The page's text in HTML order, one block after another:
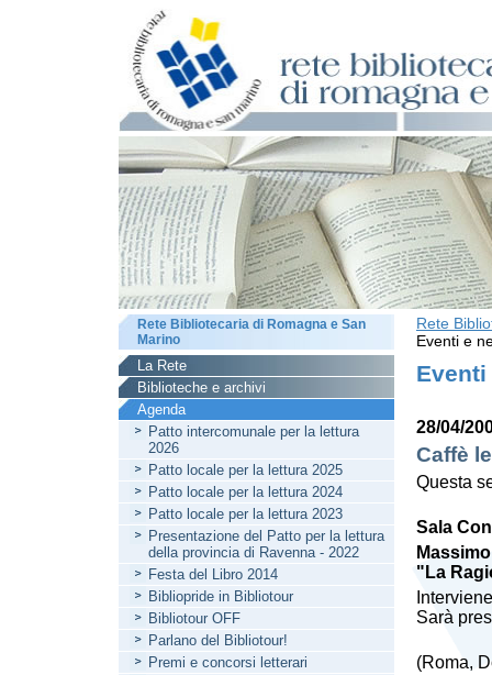
Rete
Eventi e
Eventi
28/04/
Caffè
Questa
Sala
"La
Sarà
(Roma,
Rete Bibliotecaria di Romagna e San
Marino
La Rete
Biblioteche e archivi
Agenda
Patto intercomunale per la lettura
2026
Patto locale per la lettura 2025
Patto locale per la lettura 2024
Patto locale per la lettura 2023
Presentazione del Patto per la lettura
della provincia di Ravenna - 2022
Festa del Libro 2014
Bibliopride in Bibliotour
Bibliotour OFF
Parlano del Bibliotour!
Premi e concorsi letterari